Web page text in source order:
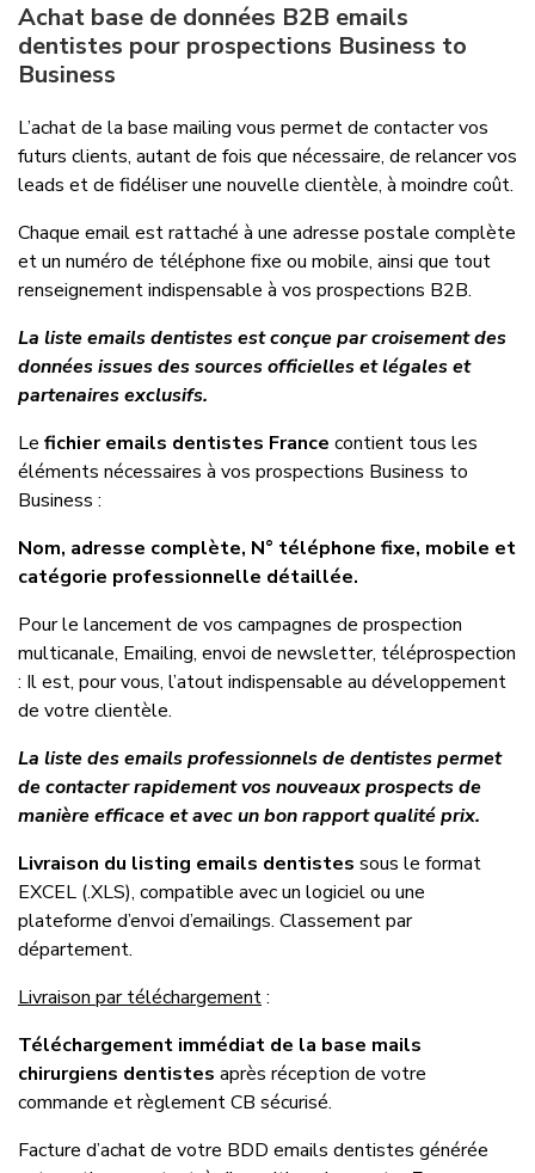
Achat base de données B2B emails
dentistes pour prospections Business to
Business
L’achat de la base mailing vous permet de contacter vos
futurs clients, autant de fois que nécessaire, de relancer vos
leads et de fidéliser une nouvelle clientèle, à moindre coût.
Chaque email est rattaché à une adresse postale complète
et un numéro de téléphone fixe ou mobile, ainsi que tout
renseignement indispensable à vos prospections B2B.
La liste emails dentistes est conçue par croisement des
données issues des sources officielles et légales et
partenaires exclusifs.
Le fichier emails dentistes France contient tous les
éléments nécessaires à vos prospections Business to
Business :
Nom, adresse complète, N° téléphone fixe, mobile et
catégorie professionnelle détaillée.
Pour le lancement de vos campagnes de prospection
multicanale, Emailing, envoi de newsletter, téléprospection
: Il est, pour vous, l’atout indispensable au développement
de votre clientèle.
La liste des emails professionnels de dentistes permet
de contacter rapidement vos nouveaux prospects de
manière efficace et avec un bon rapport qualité prix.
Livraison du listing emails dentistes sous le format
EXCEL (.XLS), compatible avec un logiciel ou une
plateforme d’envoi d’emailings. Classement par
département.
Livraison par téléchargement:
Téléchargement immédiat de la base mails
chirurgiens dentistes après réception de votre
commande et règlement CB sécurisé.
Facture d’achat de votre BDD emails dentistes générée